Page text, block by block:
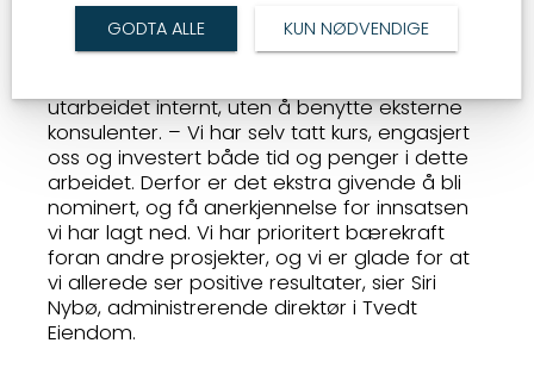
SELVGJORT
BÆREKRAFTSSTRATEGI
utarbeidet internt, uten å benytte eksterne
konsulenter. – Vi har selv tatt kurs, engasjert
oss og investert både tid og penger i dette
arbeidet. Derfor er det ekstra givende å bli
nominert, og få anerkjennelse for innsatsen
vi har lagt ned. Vi har prioritert bærekraft
foran andre prosjekter, og vi er glade for at
vi allerede ser positive resultater, sier Siri
Nybø, administrerende direktør i Tvedt
Eiendom.
GODTA ALLE KUN NØDVENDIGE